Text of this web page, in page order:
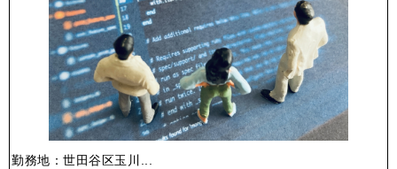
勤務地：世田谷区玉川...